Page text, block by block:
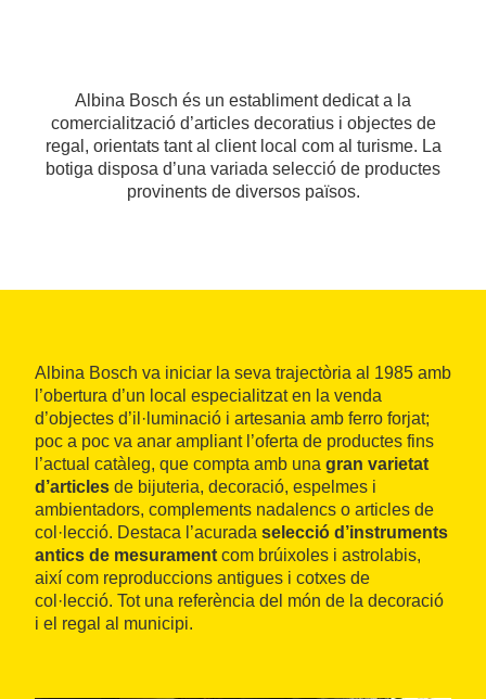
Albina Bosch és un establiment dedicat a la
comercialització d’articles decoratius i objectes de
regal, orientats tant al client local com al turisme. La
botiga disposa d’una variada selecció de productes
provinents de diversos països.
Albina Bosch va iniciar la seva trajectòria al 1985 amb
l’obertura d’un local especialitzat en la venda
d’objectes d’il·luminació i artesania amb ferro forjat;
poc a poc va anar ampliant l’oferta de productes fins
l’actual catàleg, que compta amb una gran varietat
d’articles de bijuteria, decoració, espelmes i
ambientadors, complements nadalencs o articles de
col·lecció. Destaca l’acurada selecció d’instruments
antics de mesurament com brúixoles i astrolabis,
així com reproduccions antigues i cotxes de
col·lecció. Tot una referència del món de la decoració
i el regal al municipi.